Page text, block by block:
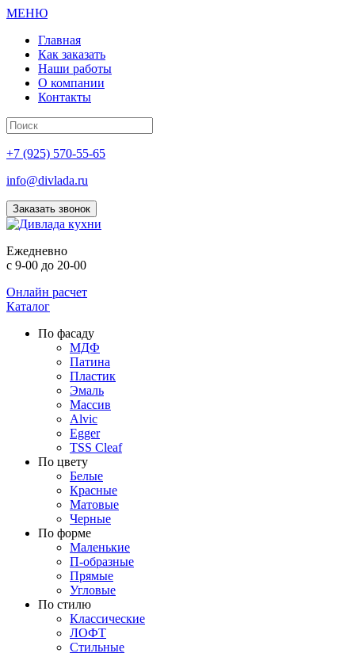
МЕНЮ
Главная
Как заказать
Наши работы
О компании
Контакты
+7 (925) 570-55-65
info@divlada.ru
Заказать звонок
Ежедневно
с 9-00 до 20-00
Онлайн расчет
Каталог
По фасаду
МДФ
Патина
Пластик
Эмаль
Массив
Alvic
Egger
TSS Cleaf
По цвету
Белые
Красные
Матовые
Черные
По форме
Маленькие
П-образные
Прямые
Угловые
По стилю
Классические
ЛОФТ
Стильные